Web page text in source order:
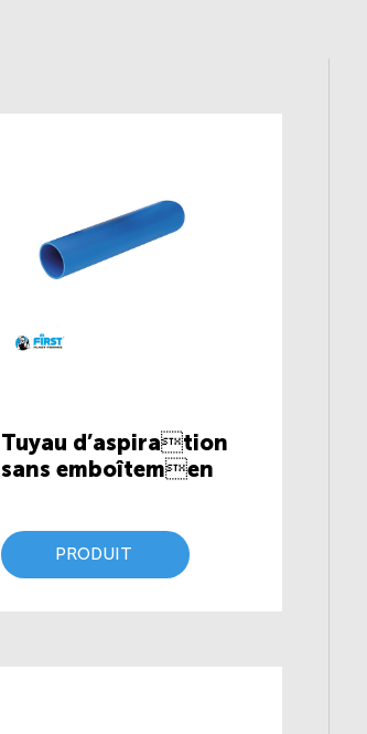
Tuyau d’aspiration
sans emboîtemen
PRODUIT